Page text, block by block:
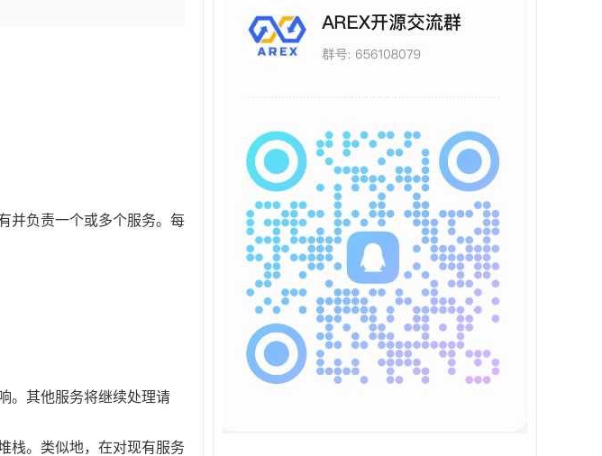
并负责一个或多个服务。每
。其他服务将继续处理请
栈。类似地，在对现有服务